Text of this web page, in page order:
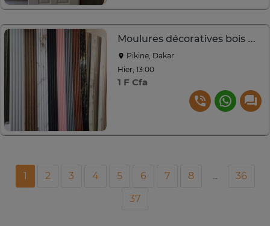
Moulures décoratives bois MDF modernes et colorées
Pikine, Dakar
Hier, 13:00
1 F Cfa
1 2 3 4 5 6 7 8 ...
36
37